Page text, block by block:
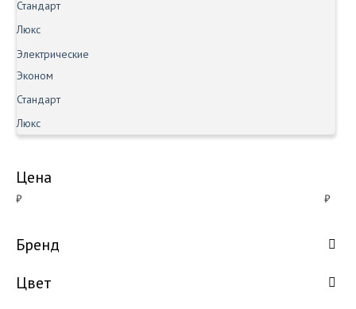
Стандарт
Люкс
Электрические
Эконом
Стандарт
Люкс
Цена
₽ ₽
Бренд
Цвет